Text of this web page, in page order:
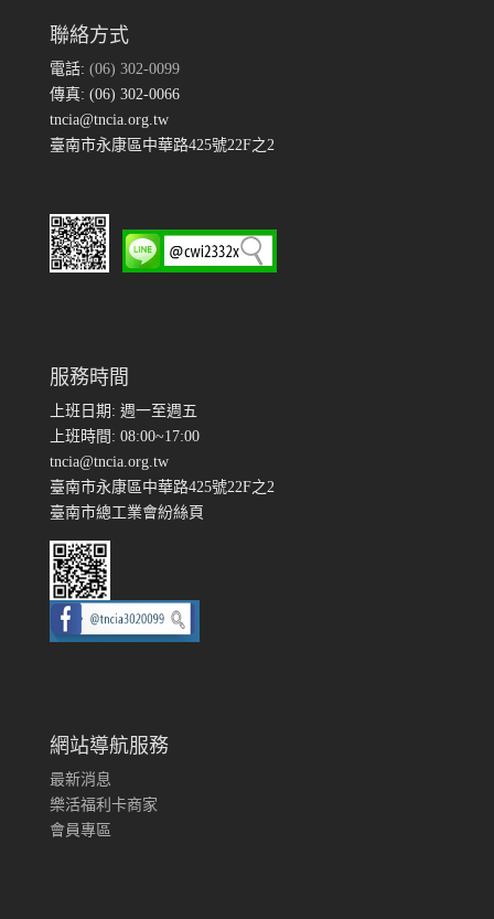
聯絡方式
電話: (06) 302-0099
傳真: (06) 302-0066
tncia@tncia.org.tw
臺南市永康區中華路425號22F之2
服務時間
上班日期: 週一至週五
上班時間: 08:00~17:00
tncia@tncia.org.tw
臺南市永康區中華路425號22F之2
臺南市總工業會紛絲頁
網站導航服務
最新消息
樂活福利卡商家
會員專區